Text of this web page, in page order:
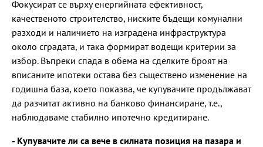
Фокусират се върху енергийната ефективност,
качественото строителство, ниските бъдещи комунални
разходи и наличието на изградена инфраструктура
около сградата, и така формират водещи критерии за
избор. Въпреки спада в обема на сделките броят на
вписаните ипотеки остава без съществено изменение на
годишна база, което показва, че купувачите продължават
да разчитат активно на банково финансиране, т.е.,
наблюдаваме стабилно ипотечно кредитиране.
- Купувачите ли са вече в силната позиция на пазара и